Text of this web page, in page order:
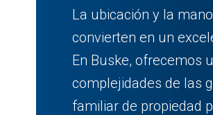
La ubicación y la
convierten en un
En Buske, ofrecemos
complejidades de las
familiar de propiedad